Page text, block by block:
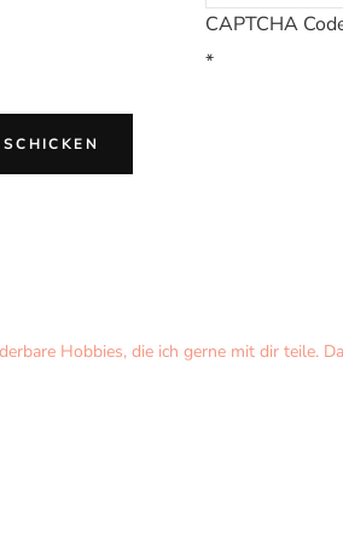
CAPTCHA
*
Hobbies, die ich gerne mit dir teile.